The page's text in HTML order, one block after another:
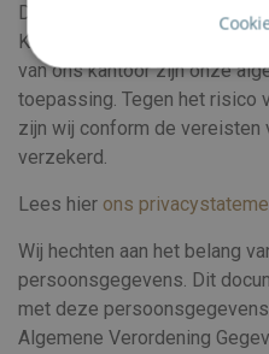
De maatschap is
Koophandel onder nummer
van ons kantoor zijn onze
toepassing. Tegen het risico
zijn wij conform de vereisten
verzekerd.
Lees hier ons
Wij hechten aan het belang
persoonsgegevens. Dit
met deze
Algemene Verordening